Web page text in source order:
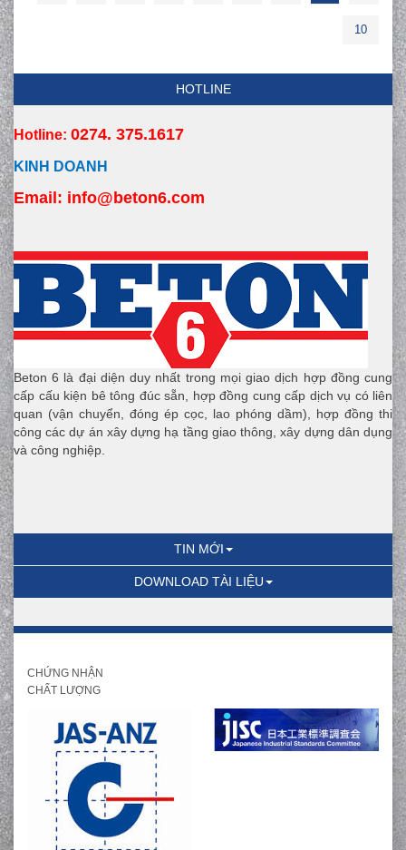
10
HOTLINE
Hotline: 0274. 375.1617
KINH DOANH
Email: info@beton6.com
Beton 6 là đại diện duy nhất trong mọi giao dịch hợp đồng cung
cấp cấu kiện bê tông đúc sẵn, hợp đồng cung cấp dịch vụ có liên
quan (vận chuyển, đóng ép cọc, lao phóng dầm), hợp đồng thi
công các dự án xây dựng hạ tầng giao thông, xây dựng dân dụng
và công nghiệp.
TIN MỚI
DOWNLOAD TÀI LIỆU
CHỨNG NHẬN
CHẤT LƯỢNG